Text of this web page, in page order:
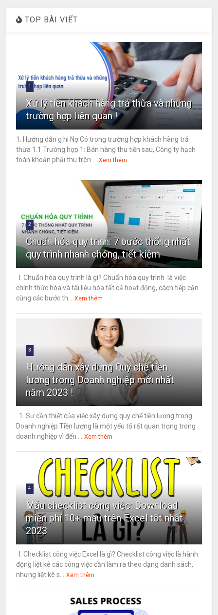
TOP BÀI VIẾT
1
Xử lý tiền khách hàng trả thừa và những
trường hợp liên quan !
1. Hướng dẫn g hi Nợ Có trong trường hợp khách hàng trả
thừa 1.1 Trường hợp 1: Bán hàng thu tiền sau, Công ty hạch
toán khoản phải thu trên ...
Xem thêm
2
Chuẩn hóa quy trình: 7 bước thống nhất
quy trình nhanh chóng, tiết kiệm
I. Chuẩn hóa quy trình là gì? Chuẩn hóa quy trình là việc
chính thức hóa và tài liệu hóa tất cả hoạt động, cách tiếp cận
cùng các bước th...
Xem thêm
3
Hướng dẫn xây dựng Quy chế tiền
lương trong Doanh nghiệp mới nhất
năm 2023 !
1. Sự cần thiết của việc xây dựng quy chế tiền lương trong
Doanh nghiệp Tiền lương là một yếu tố rất quan trọng trong
doanh nghiệp vì đến ...
Xem thêm
4
Mẫu checklist công việc: Download
miễn phí 10+ mẫu trên Excel tốt nhất
2023
I. Checklist công việc Excel là gì? Checklist công việc là hành
động liệt kê các công việc cần làm ra theo dạng danh sách,
nhưng liệt kê s...
Xem thêm